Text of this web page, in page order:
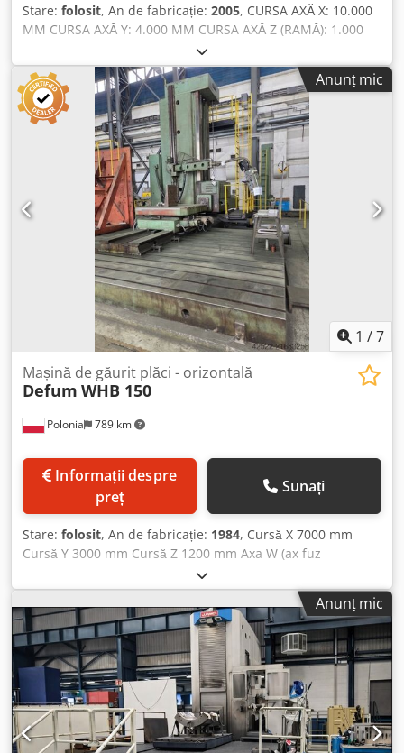
Stare: folosit, An de fabricație: 2005, CURSA AXĂ X: 10.000
MM CURSA AXĂ Y: 4.000 MM CURSA AXĂ Z (RAMĂ): 1.000
MM CURSA AXĂ W (MANDRINĂ): 800 MM CURSĂ TOTALĂ
AXĂ Z + W: 1.800 MM DIAMETRU MANDRINĂ: 160 MM
PUTERE MOTOR MANDRINĂ: 40 KW TURAȚIE MANDRINĂ:
3.000 RPM CONEXIUNE NAS MANDRINĂ: ISO 50 DIN
69871/1A NUMĂR 2 GAMA DE VITEZE DIMENSIUNI RAMĂ:
460 X 520 MM AVANS RAPID: 20.000 MM/MIN MASĂ
ROTOTRANSLAȚIE MODEL MG 50 DE 2.500 X 3.500 MM,
CURSĂ 2.000 MM, SARCINĂ 50 TONE, ROTAȚIE 360.000
POZIȚII 0,001° Chodpfeup Dclex Ag Toa CNC HEIDENHAIN
iTNC 530 SCHIMBĂTOR AUTOMAT DE SCULE CU 40 POZIȚII
CAP UNIVERSAL BIROTAȚIONAL MANUAL PLAN ANCORARE:
6.000 X 2.000 X 300 MM AN FABRICAȚIE: 2005 RĂCIRE
EXTERNĂ PUTERE TOTALĂ INSTALATĂ: 110 KVA
Anunț mic
1 /7
Polonia 789 km
Mașină de găurit plăci - orizontală
Defum WHB 150
preț
Sunați
Stare: folosit, An de fabricație: 1984, Cursă X 7000 mm
Cursă Y 3000 mm Cursă Z 1200 mm Axa W (ax fuz
longitudinal) 500 mm Diametru ax principal 150 mm
Chodpfx Ageyz Db Ij Tsa Cutie pinolă: 380 x 380 mm
Dimensiune placă 4x 5000 x 2000 mm Masă rotativă
motorizată 1600 x 1600 Sarcină maximă pe masa rotativă
10 t Cursă pe pat 1500 mm Prindere sculă SK 50 Turație 2,5
- 1000 rpm Putere motor - ax frezare 30 kW Greutate
mașină aprox. 62 t Mașină de alezat cu plăci
convențională, folosită - Afișaj digital - Sprijin central
(lunetă) - Cap vertical reglabil - Masă rotativă deplasabilă
Anunț mic